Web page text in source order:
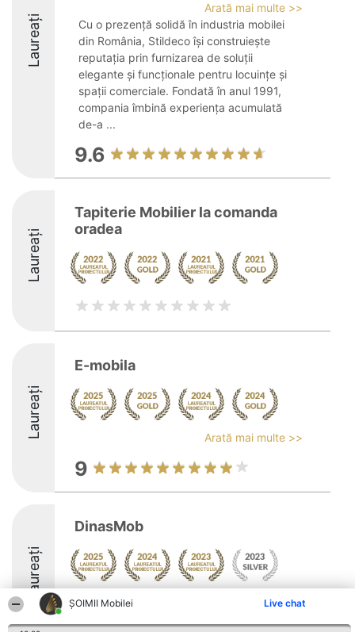
ȘOIMII Mobilei Live chat
Laureați
Arată mai multe >>
Cu o prezență solidă în industria mobilei
din România, Stildeco își construiește
reputația prin furnizarea de soluții
elegante și funcționale pentru locuințe și
spații comerciale. Fondată în anul 1991,
compania îmbină experiența acumulată
de-a ...
9.6
Laureați
Tapiterie Mobilier la comanda
oradea
Laureați
E-mobila
Arată mai multe >>
9
Laureați
DinasMob
Arată mai multe >>